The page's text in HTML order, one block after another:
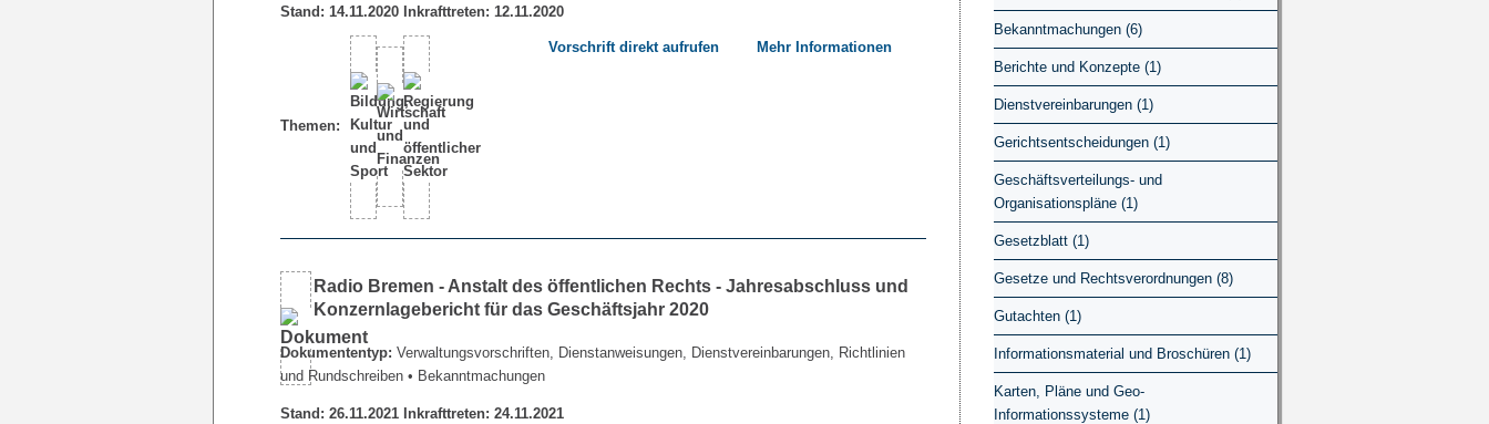
Stand: 14.11.2020 Inkrafttreten: 12.11.2020
Themen:
Vorschrift direkt aufrufen Mehr Informationen
Radio Bremen - Anstalt des öffentlichen Rechts - Jahresabschluss und
Konzernlagebericht für das Geschäftsjahr 2020
Dokumententyp: Verwaltungsvorschriften, Dienstanweisungen, Dienstvereinbarungen, Richtlinien
und Rundschreiben • Bekanntmachungen
Stand: 26.11.2021 Inkrafttreten: 24.11.2021
Bekanntmachungen (6)
Berichte und Konzepte (1)
Dienstvereinbarungen (1)
Gerichtsentscheidungen (1)
Geschäftsverteilungs- und
Organisationspläne (1)
Gesetzblatt (1)
Gesetze und Rechtsverordnungen (8)
Gutachten (1)
Informationsmaterial und Broschüren (1)
Karten, Pläne und Geo-
Informationssysteme (1)